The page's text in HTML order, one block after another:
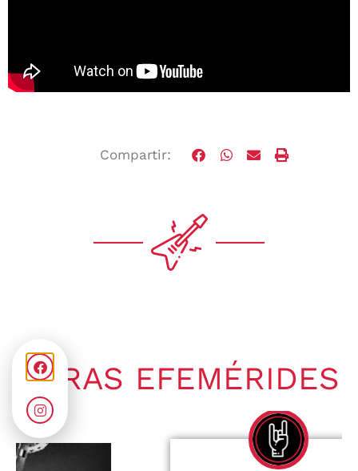
Compartir:
OTRAS EFEMÉRIDES